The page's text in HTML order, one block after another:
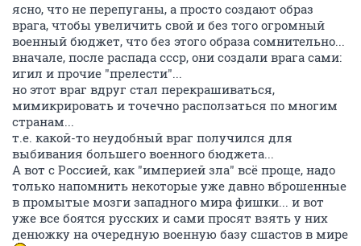
ясно, что не перепуганы, а просто создают образ
врага, чтобы увеличить свой и без того огромный
военный бюджет, что без этого образа сомнительно...
вначале, после распада ссср, они создали врага сами:
игил и прочие "прелести"...
но этот враг вдруг стал перекрашиваться,
мимикрировать и точечно расползаться по многим
странам...
т.е. какой-то неудобный враг получился для
выбивания большего военного бюджета...
А вот с Россией, как "империей зла" всё проще, надо
только напомнить некоторые уже давно вброшенные
в промытые мозги западного мира фишки... и вот
уже все боятся русских и сами просят взять у них
денюжку на очередную военную базу сшастов в мире